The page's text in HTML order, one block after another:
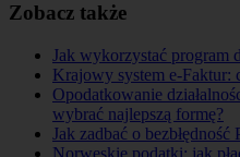
Zobacz także
Jak wykorzystać program
Krajowy system e-Faktur:
Opodatkowanie
wybrać najlepszą formę?
Jak zadbać o bezbłędność
Norweskie podatki: jak